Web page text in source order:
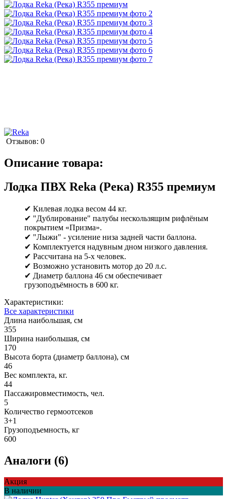
Отзывов: 0
Описание товара:
Лодка ПВХ Reka (Река) R355 премиум
✔ Килевая лодка весом 44 кг.
✔ "Дублирование" палубы нескользящим рифлёным
покрытием «Призма».
✔ "Лыжи" - усиление низа задней части баллона.
✔ Комплектуется надувным дном низкого давления.
✔ Рассчитана на 5-х человек.
✔ Возможно установить мотор до 20 л.с.
✔ Диаметр баллона 46 см обеспечивает
грузоподъёмность в 600 кг.
Характеристики:
Все характеристики
Длина наибольшая, см
355
Ширина наибольшая, см
170
Высота борта (диаметр баллона), см
46
Вес комплекта, кг.
44
Пассажировместимость, чел.
5
Количество гермоотсеков
3+1
Грузоподъемность, кг
600
Аналоги (6)
Акция
В наличии